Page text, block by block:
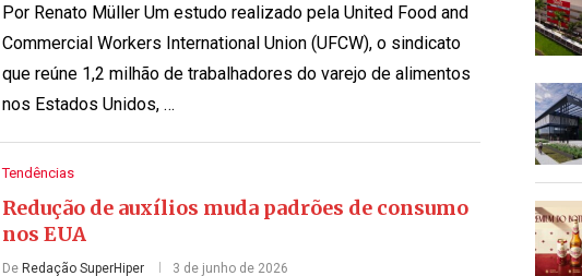
Por Renato Müller Um estudo realizado pela United Food and
Commercial Workers International Union (UFCW), o sindicato
que reúne 1,2 milhão de trabalhadores do varejo de alimentos
nos Estados Unidos, …
Tendências
Redução de auxílios muda padrões de consumo
nos EUA
De Redação SuperHiper 3 de junho de 2026